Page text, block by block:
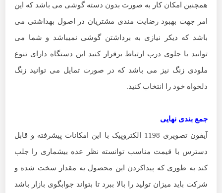
همچنین امکان کار به صورت بدون دسته گوشی می باشد که این
امر جهت بهبود رضایت مندی مشتریان در اصول بهداشتی می
باشد که دیکر نیازی به برداشتن گوشی نمیباشد و شما می
توانید با جلوی درب ارتباط برقرار کنید این دستگاه دارای تنوع
ملودی زنگ نیز می باشد که در صورت تمایل می توانید زنگ
دلخواه خود را انتخاب کنید.
جمع بندی نهایی
آیفون تصویری 1198 الکتروپیک با این امکانات پیشرفته و قابل
دسترس با قیمت مناسب توانسته نظر عده بیشماری را جلب
کند به طوری که پیداکردن این محصول یه مقدار سخت شده و
شرکت باید میزان تولید را بالا ببرد تا بتواند جوابگوی بازار باشد